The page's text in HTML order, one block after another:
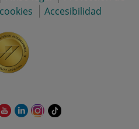
Accesibilidad
EsteEsteEsteEnlace